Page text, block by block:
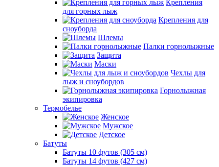
Крепления
для горных лыж
Крепления для
сноуборда
Шлемы
Палки горнолыжные
Защита
Маски
Чехлы для
лыж и сноубордов
Горнолыжная
экипировка
Термобелье
Женское
Мужское
Детское
Батуты
Батуты 10 футов (305 см)
Батуты 14 футов (427 см)